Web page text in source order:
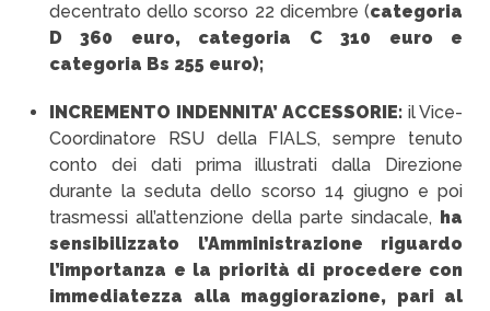
decentrato dello scorso 22 dicembre (categoria
D 360 euro, categoria C 310 euro e
categoria Bs 255 euro);
INCREMENTO INDENNITA’ ACCESSORIE: il Vice-
Coordinatore RSU della FIALS, sempre tenuto
conto dei dati prima illustrati dalla Direzione
durante la seduta dello scorso 14 giugno e poi
trasmessi all’attenzione della parte sindacale, ha
sensibilizzato l’Amministrazione riguardo
l’importanza e la priorità di procedere con
immediatezza alla maggiorazione, pari al